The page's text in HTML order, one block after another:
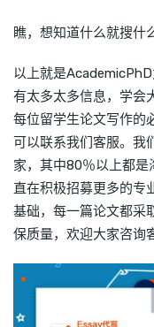
瞧，想知道什么就搜什
以上就是
有太多太多信息，学会
每位留学生论文写作的
可以联系我们客服。我
家，其中80％以上都
直在积极招募更多的专
基础，每一篇论文都采
保质量，欢迎大家咨询